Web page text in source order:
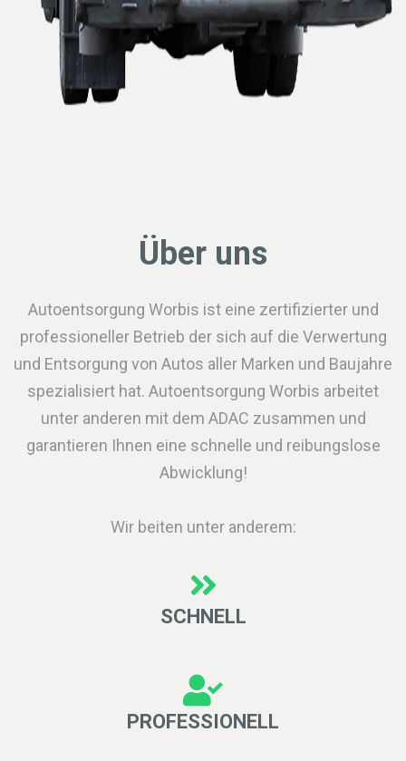
Über uns
Autoentsorgung Worbis ist eine zertifizierter und
professioneller Betrieb der sich auf die Verwertung
und Entsorgung von Autos aller Marken und Baujahre
spezialisiert hat. Autoentsorgung Worbis arbeitet
unter anderen mit dem ADAC zusammen und
garantieren Ihnen eine schnelle und reibungslose
Abwicklung!
Wir beiten unter anderem:
SCHNELL
PROFESSIONELL